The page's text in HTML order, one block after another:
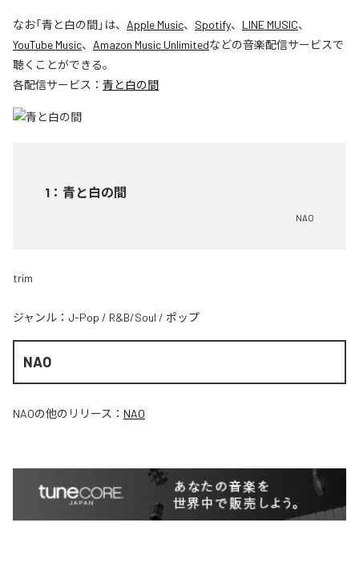
なお「青と白の間」は、 Apple Music、 Spotify、 LINE MUSIC、
YouTube Music、 Amazon Music Unlimitedなどの音楽配信サービスで
聴くことができる。
各配信サービス： 青と白の間
1 ： 青と白の間
NAO
trim
ジャンル： J-Pop / R&B/Soul / ポップ
NAO
NAOの他のリリース： NAO